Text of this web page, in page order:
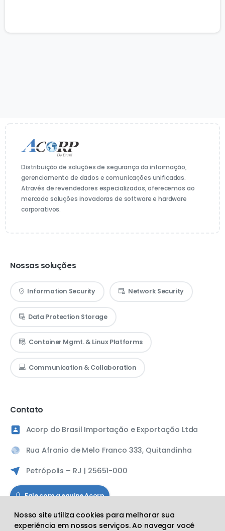
Nosso site utiliza cookies para melhorar sua
experiência em nossos serviços. Ao navegar você
Distribuição de soluções de segurança da informação,
gerenciamento de dados e comunicações unificadas.
Através de revendedores especializados, oferecemos ao
mercado soluções inovadoras de software e hardware
corporativos.
Nossas soluções
Information Security Network Security
Data Protection Storage
Container Mgmt. & Linux Platforms
Communication & Collaboration
Contato
Acorp do Brasil Importação e Exportação Ltda
Rua Afranio de Melo Franco 333, Quitandinha
Petrópolis – RJ | 25651-000
Fale com a equipe Acorp